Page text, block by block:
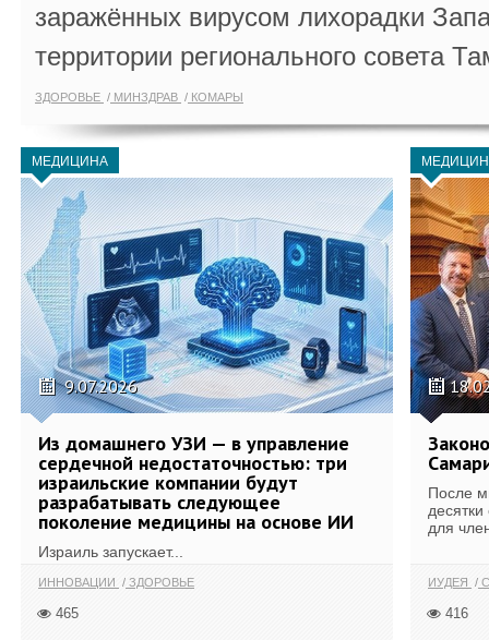
заражённых вирусом лихорадки
территории регионального совета
ЗДОРОВЬЕ МИНЗДРАВ КОМАРЫ
МЕДИЦИНА
9.07.2026
Из домашнего УЗИ — в управление
сердечной недостаточностью: три
израильские компании будут
разрабатывать следующее
поколение медицины на основе ИИ
Израиль запускает...
ИННОВАЦИИ ЗДОРОВЬЕ
465
После
для
ИУДЕЯ
416